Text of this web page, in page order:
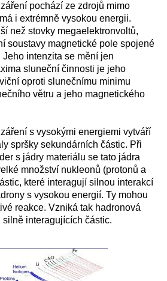
pochází ze zdrojů mimo
i extrémně vysokou energii.
než stovky megaelektronvoltů,
soustavy magnetické pole spojené
intenzita se mění jen
sluneční činnosti je jeho
oproti slunečnímu minimu
větru a jeho magnetického
s vysokými energiemi vytváří
spršky sekundárních částic. Při
s jádry materiálu se tato jádra
množství nukleonů (protonů a
které interagují silnou interakcí
s vysokou energií. Ty mohou
reakce. Vzniká tak hadronová
interagujících částic.